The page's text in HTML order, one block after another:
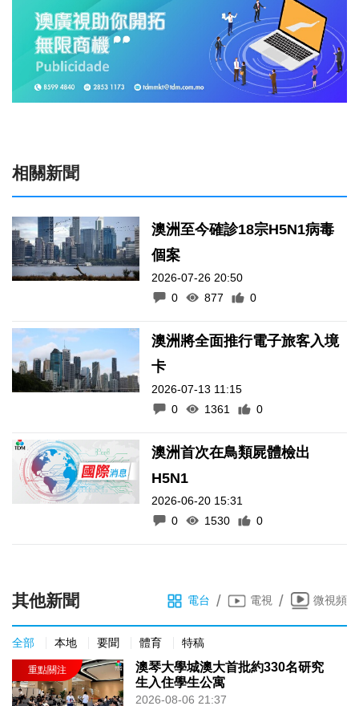
相關新聞
澳洲至今確診18宗H5N1病毒
個案
2026-07-26 20:50
0
877 0
澳洲將全面推行電子旅客入境
卡
2026-07-13 11:15
0
1361 0
澳洲首次在鳥類屍體檢出
H5N1
2026-06-20 15:31
0
1530 0
其他新聞 電台 / 電視 / 微視頻
全部 本地 要聞 體育 特稿
澳琴大學城澳大首批約330名研究
生入住學生公寓
2026-08-06 21:37